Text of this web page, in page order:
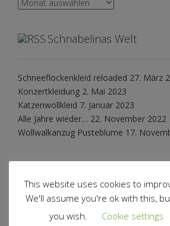
Schnabelinas Welt
Schneeflockenkleid reloaded 27. März
Konzertkleidung 2. Mai 2023
Katzenwollkleid 7. Januar 2023
Alle Jahre wieder… 22. November 2022
Wollwalkanzug Pusteblume 17.
Welchen Schnitt soll ich als
This website uses cookies to
We'll assume you're ok with this,
you wish.
Cookie settings